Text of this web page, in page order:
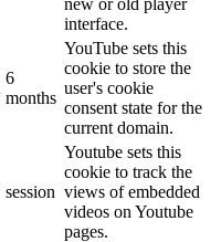
new or old player
interface.
6
months
YouTube sets this
cookie to store the
user's cookie
consent state for the
current domain.
session
Youtube sets this
cookie to track the
views of embedded
videos on Youtube
pages.